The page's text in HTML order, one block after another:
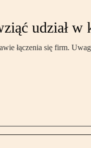
udział w
łączenia się firm.